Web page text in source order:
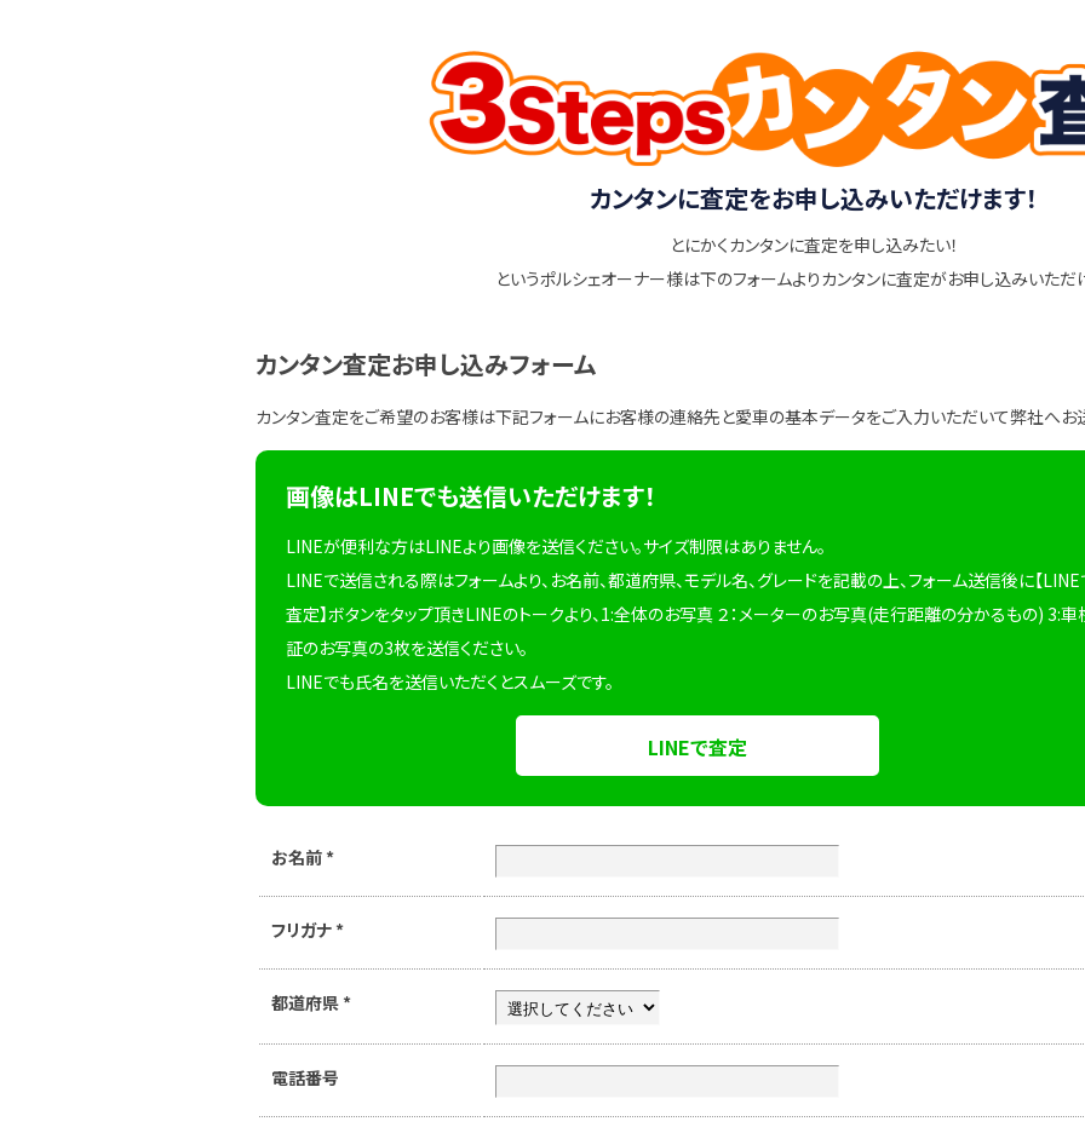
カンタンに査定をお申し込みいただけます！
とにかくカンタンに査定を申し込みたい！
というポルシェオーナー様は下のフォームよりカンタンに査定がお申し込みいただ
カンタン査定お申し込みフォーム
カンタン査定をご希望のお客様は下記フォームにお客様の連絡先と愛車の基本データをご入力いただいて弊社へお
画像はLINEでも送信いただけます！
LINEが便利な方はLINEより画像を送信ください。サイズ制限はありません。
LINEで送信される際はフォームより、お名前、都道府県、モデル名、グレードを記載の上、フォーム送信後に【LINE
査定】ボタンをタップ頂きLINEのトークより、1:全体のお写真 ２：メーターのお写真(走行距離の分かるもの) 3:車
証のお写真の3枚を送信ください。
LINEでも氏名を送信いただくとスムーズです。
LINEで査定
お名前 *
フリガナ *
都道府県 *
電話番号